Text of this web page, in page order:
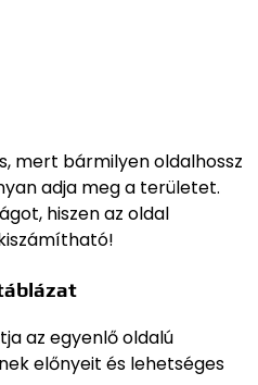
mert bármilyen oldalhossz
adja meg a területet.
hiszen az oldal
az egyenlő oldalú
előnyeit és lehetséges